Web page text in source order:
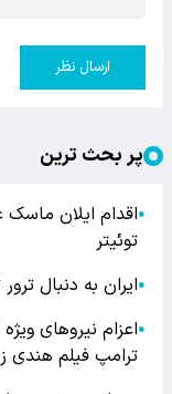
ارسال نظر
پر بحث ترین
●اقدام ایلان ماسک
توئیتر
●ایران به دنبال
●اعزام نیروهای
ترامپ فیلم هندی